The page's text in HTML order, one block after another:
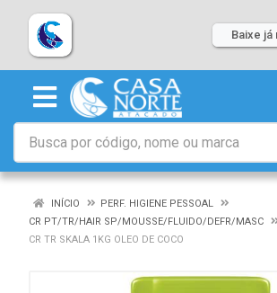
Baixe já
INÍCIO
PERF. HIGIENE PESSOAL
CR PT/TR/HAIR SP/MOUSSE/FLUIDO/DEFR/MASC
CR TR SKALA 1KG OLEO DE COCO